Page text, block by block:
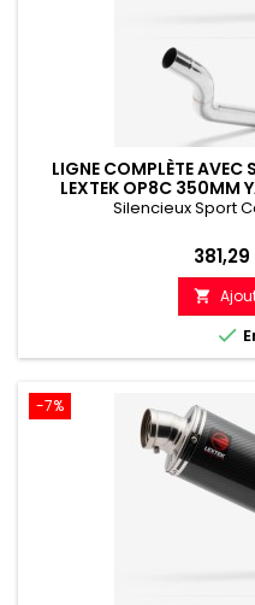
LIGNE COMPLÈTE AVEC
LEXTEK OP8C 350MM
Silencieux Sport
Prix


-7%